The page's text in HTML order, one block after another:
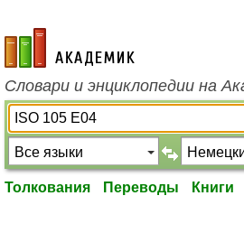
academic.ru
Словари и энциклопедии на
Толкования Переводы Книги